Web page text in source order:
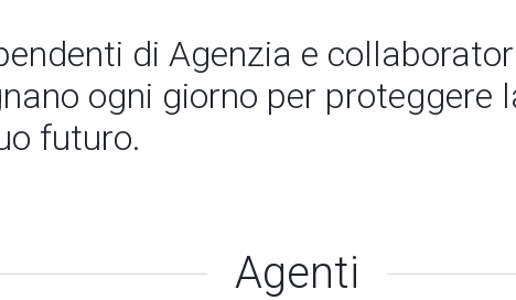
di Agenzia e
ogni giorno per proteggere
futuro.
Agenti